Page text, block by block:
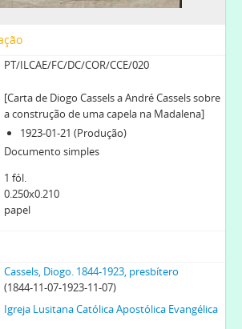
PO - Prémios oferecidos por Diogo Cassels, 1921-12
- Cassels, Margaret Kennedy. 1872-1963, 1887-12-1964-12-31
- Cassels, William Wharton. 1858-1925, bispo, 1858-03-11-1925-11-07
- Cassels, André Boys.1849-1931, 1849-07-1931-12-18
PT/ILCAE/FC/DC/COR/CCE/020
[Carta de Diogo Cassels a André Cassels sobre
a construção de uma capela na Madalena]
1923-01-21 (Produção)
Documento simples
1 fól.
0.250x0.210
papel
Cassels, Diogo. 1844-1923, presbítero
(1844-11-07-1923-11-07)
Igreja Lusitana Católica Apostólica Evangélica